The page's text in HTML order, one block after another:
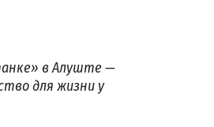
в Алуште —
для жизни у